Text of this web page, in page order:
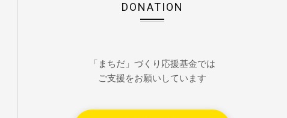
DONATION
「まちだ」づくり応援基金では
ご支援をお願いしています